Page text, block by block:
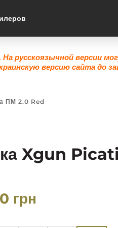
русскоязычной версии
версию сайта до
ПМ 2.0 Red
Xgun
грн